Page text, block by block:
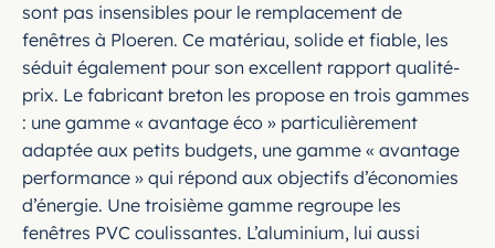
sont pas insensibles pour le remplacement de
fenêtres à Ploeren. Ce matériau, solide et fiable, les
séduit également pour son excellent rapport qualité-
prix. Le fabricant breton les propose en trois gammes
: une gamme « avantage éco » particulièrement
adaptée aux petits budgets, une gamme « avantage
performance » qui répond aux objectifs d’économies
d’énergie. Une troisième gamme regroupe les
fenêtres PVC coulissantes. L’aluminium, lui aussi